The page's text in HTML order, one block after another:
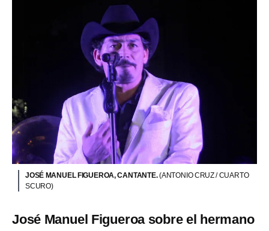
JOSÉ MANUEL FIGUEROA, CANTANTE.(ANTONIO CRUZ / CUARTO
SCURO)
José Manuel Figueroa sobre el hermano